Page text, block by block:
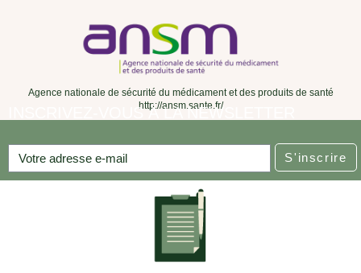
Agence nationale de sécurité du médicament et des produits de santé
http://ansm.sante.fr/
INSCRIVEZ-VOUS À LA NEWSLETTER
S'inscrire